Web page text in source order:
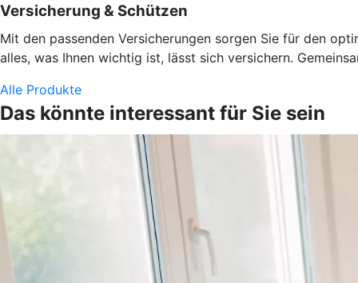
Versicherung & Schützen
Mit den passenden Versicherungen sorgen Sie für den
alles, was Ihnen wichtig ist, lässt sich versichern.
Alle Produkte
Das könnte interessant für Sie sein